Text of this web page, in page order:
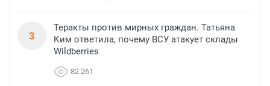
3
Теракты против мирных граждан. Татьяна
Ким ответила, почему ВСУ атакует склады
Wildberries
82 261